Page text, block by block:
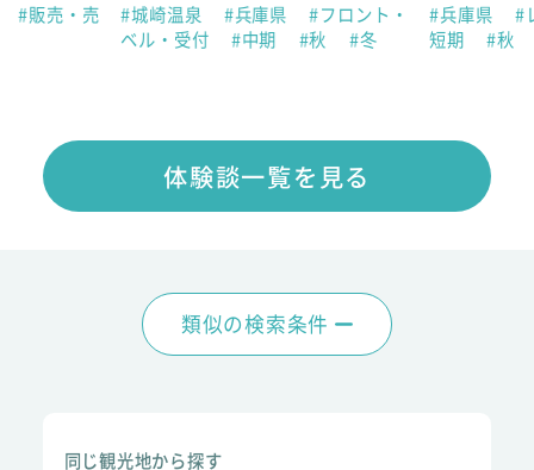
#販売・売 #城崎温泉 #兵庫県
#フロント・
ベル・受付
#中期 #秋 #冬
#兵庫県
#
短期
#秋
体験談一覧を見る
類似の検索条件
同じ観光地から探す